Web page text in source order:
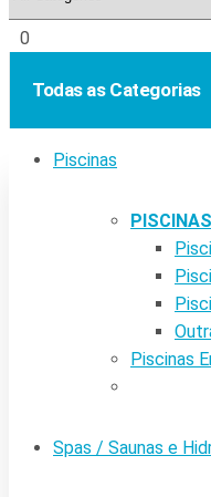
0
Todas as Categorias
Piscinas
Piscinas
Spas / Saunas e